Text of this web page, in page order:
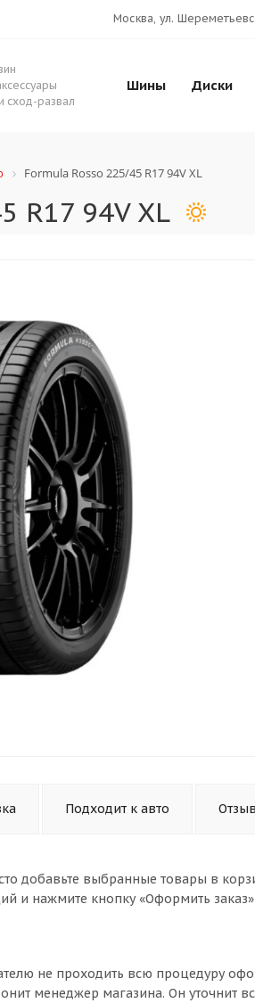
Москва, ул.
сход-развал
Шины Диски
Formula Rosso 225/45 R17 94V XL
R17 94V XL
Подходит к авто
добавьте выбранные товары в
и нажмите кнопку «Оформить
не проходить всю процедуру
менеджер магазина. Он уточнит